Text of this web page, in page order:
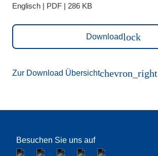
Englisch | PDF | 286 KB
Downloadlock
Zur Download Übersichtchevron_right
Besuchen Sie uns auf